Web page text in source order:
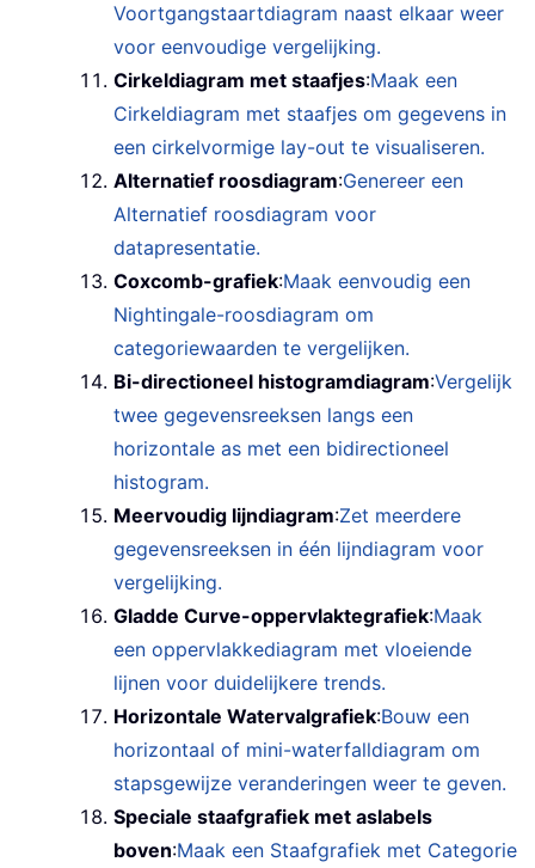
Voortgangstaartdiagram naast elkaar weer
voor eenvoudige vergelijking.
Cirkeldiagram met staafjes:Maak een
Cirkeldiagram met staafjes om gegevens in
een cirkelvormige lay-out te visualiseren.
Alternatief roosdiagram:Genereer een
Alternatief roosdiagram voor
datapresentatie.
Coxcomb-grafiek:Maak eenvoudig een
Nightingale-roosdiagram om
categoriewaarden te vergelijken.
Bi-directioneel histogramdiagram:Vergelijk
twee gegevensreeksen langs een
horizontale as met een bidirectioneel
histogram.
Meervoudig lijndiagram:Zet meerdere
gegevensreeksen in één lijndiagram voor
vergelijking.
Gladde Curve-oppervlaktegrafiek:Maak
een oppervlakkediagram met vloeiende
lijnen voor duidelijkere trends.
Horizontale Watervalgrafiek:Bouw een
horizontaal of mini-waterfalldiagram om
stapsgewijze veranderingen weer te geven.
Speciale staafgrafiek met aslabels
boven:Maak een Staafgrafiek met Categorie